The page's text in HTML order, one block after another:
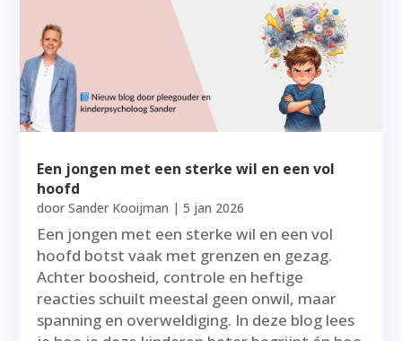
Een jongen met een sterke wil en een vol
hoofd
doorSander Kooijman |5 jan 2026
Een jongen met een sterke wil en een vol
hoofd botst vaak met grenzen en gezag.
Achter boosheid, controle en heftige
reacties schuilt meestal geen onwil, maar
spanning en overweldiging. In deze blog lees